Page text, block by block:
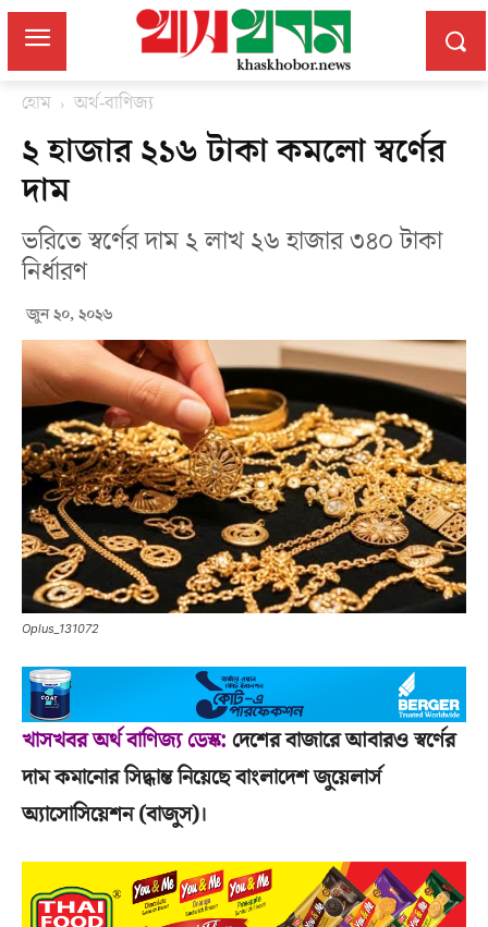
হোম অর্থ-বাণিজ্য
২ হাজার ২১৬ টাকা কমলো স্বর্ণের
দাম
ভরিতে স্বর্ণের দাম ২ লাখ ২৬ হাজার ৩৪০ টাকা
নির্ধারণ
জুন ২০, ২০২৬
Oplus_131072
খাসখবর অর্থ বাণিজ্য ডেস্ক: দেশের বাজারে আবারও স্বর্ণের
দাম কমানোর সিদ্ধান্ত নিয়েছে বাংলাদেশ জুয়েলার্স
অ্যাসোসিয়েশন (বাজুস)।